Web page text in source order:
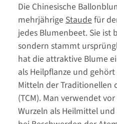
Die Chinesische
mehrjährige Staudefür
jedes Blumenbeet. Sie ist
sondern stammt
hat die attraktive Blume
als Heilpflanze und
Mitteln der Traditionellen
(TCM). Man verwendet
Wurzeln als Heilmittel